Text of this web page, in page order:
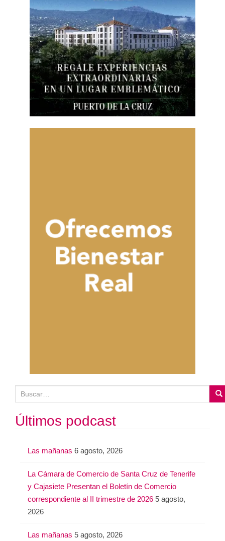
u
sÚltimos podcast
Las mañanas 6 agosto, 2026
La Cámara de Comercio de Santa Cruz de Tenerife
y Cajasiete Presentan el Boletín de Comercio
correspondiente al II trimestre de 2026 5 agosto,
2026
Las mañanas 5 agosto, 2026